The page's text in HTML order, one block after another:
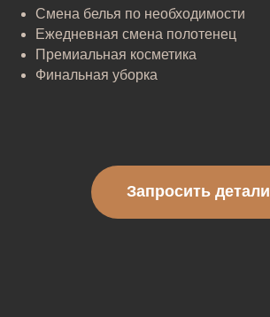
Смена белья по необходимости
Ежедневная смена полотенец
Премиальная косметика
Финальная уборка
Запросить детали